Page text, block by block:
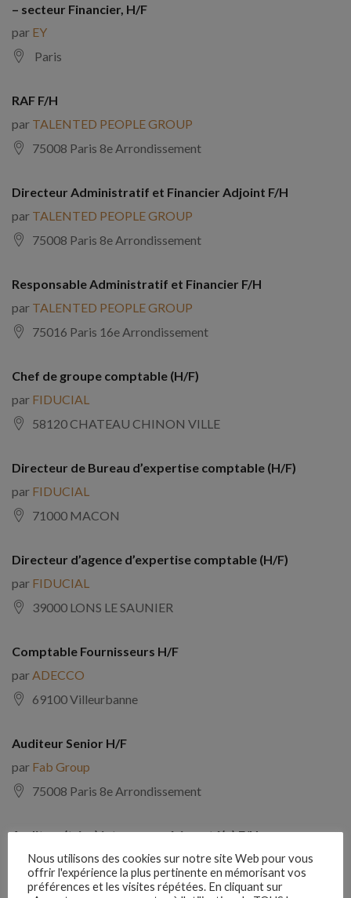
– secteur Financier, H/F
par EY
Paris
RAF F/H
par TALENTED PEOPLE GROUP
75008 Paris 8e Arrondissement
Directeur Administratif et Financier Adjoint F/H
par TALENTED PEOPLE GROUP
75008 Paris 8e Arrondissement
Responsable Administratif et Financier F/H
par TALENTED PEOPLE GROUP
75016 Paris 16e Arrondissement
Chef de groupe comptable (H/F)
par FIDUCIAL
58120 CHATEAU CHINON VILLE
Directeur de Bureau d’expertise comptable (H/F)
par FIDUCIAL
71000 MACON
Directeur d’agence d’expertise comptable (H/F)
par FIDUCIAL
39000 LONS LE SAUNIER
Comptable Fournisseurs H/F
par ADECCO
69100 Villeurbanne
Auditeur Senior H/F
par Fab Group
75008 Paris 8e Arrondissement
Auditeur(trice) interne expérimenté(e) F/H
parComptabilite Emploi
39130 Châtillon
Nous utilisons des cookies sur notre site Web pour vous
offrir l'expérience la plus pertinente en mémorisant vos
préférences et les visites répétées. En cliquant sur